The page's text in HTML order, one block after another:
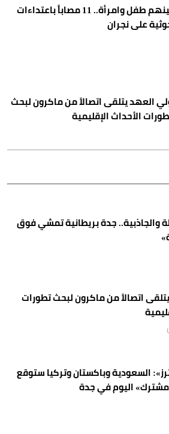
بينهم طفل وامرأة.. 11 مصاباً باعتداءات
على نجران
العهد يتلقى اتصالاً من ماكرون لبحث
الأحداث الإقليمية
والجاذبية.. جدة بريطانية تمشي فوق
اتصالاً من ماكرون لبحث تطورات
السعودية وباكستان وتركيا ستوقع
مشترك» اليوم في جدة